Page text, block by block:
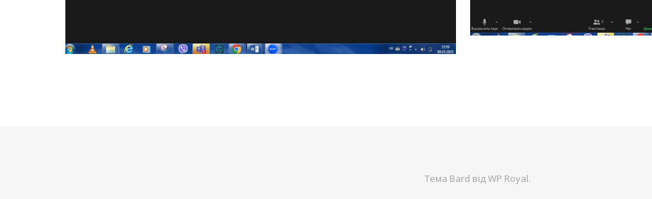
Тема Bard відWP Royal.